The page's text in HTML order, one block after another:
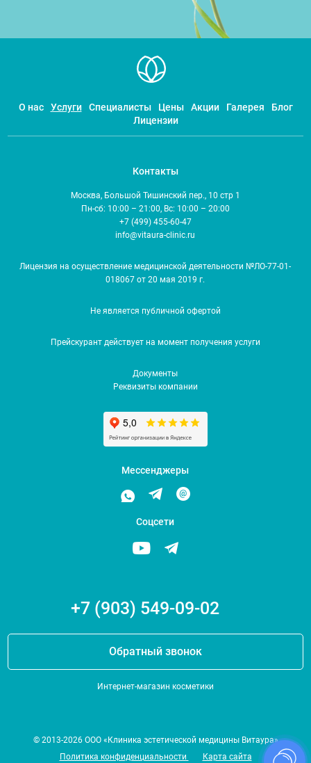
О нас Услуги Специалисты Цены Акции Галерея
Блог
Лицензии
Контакты
Москва, Большой Тишинский пер., 10 стр 1
Пн-сб: 10:00 – 21:00, Вс: 10:00 – 20:00
+7 (499) 455-60-47
info@vitaura-clinic.ru
Лицензия на осуществление медицинской деятельности №ЛО-77-01-
018067 от 20 мая 2019 г.
Не является публичной офертой
Прейскурант действует на момент получения услуги
Документы
Реквизиты компании
Мессенджеры
Соцсети
+7 (903) 549-09-02
Обратный звонок
Интернет-магазин косметики
© 2013-2026 ООО «Клиника эстетической медицины Витаура»
Политика конфиденциальности
Карта сайта